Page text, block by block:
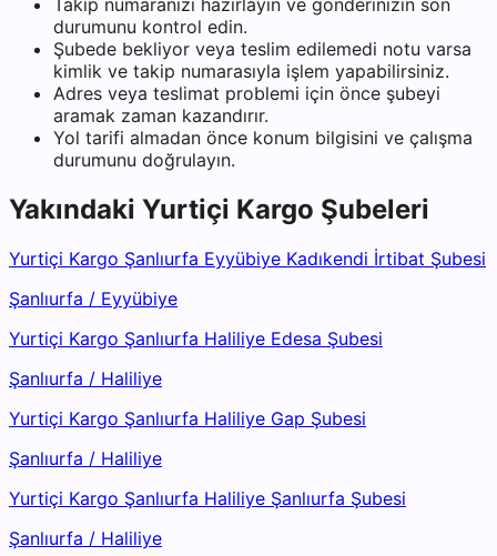
Takip numaranızı hazırlayın ve gönderinizin son
durumunu kontrol edin.
Şubede bekliyor veya teslim edilemedi notu varsa
kimlik ve takip numarasıyla işlem yapabilirsiniz.
Adres veya teslimat problemi için önce şubeyi
aramak zaman kazandırır.
Yol tarifi almadan önce konum bilgisini ve çalışma
durumunu doğrulayın.
Yakındaki Yurtiçi Kargo Şubeleri
Yurtiçi Kargo Şanlıurfa Eyyübiye Kadıkendi İrtibat Şubesi
Şanlıurfa / Eyyübiye
Yurtiçi Kargo Şanlıurfa Haliliye Edesa Şubesi
Şanlıurfa / Haliliye
Yurtiçi Kargo Şanlıurfa Haliliye Gap Şubesi
Şanlıurfa / Haliliye
Yurtiçi Kargo Şanlıurfa Haliliye Şanlıurfa Şubesi
Şanlıurfa / Haliliye